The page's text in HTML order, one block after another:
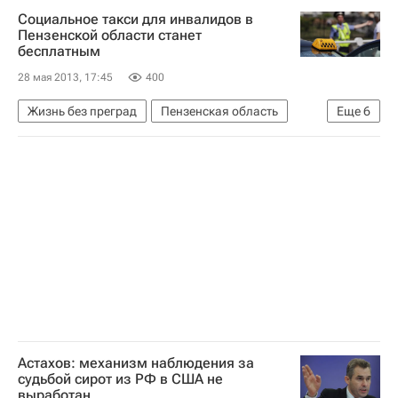
Социальное такси для инвалидов в
Пензенской области станет
бесплатным
28 мая 2013, 17:45 400
Еще6
Жизнь без преград
Пензенская область
Весь мир
Европа
Приволжский ФО
Астахов: механизм наблюдения за
судьбой сирот из РФ в США не